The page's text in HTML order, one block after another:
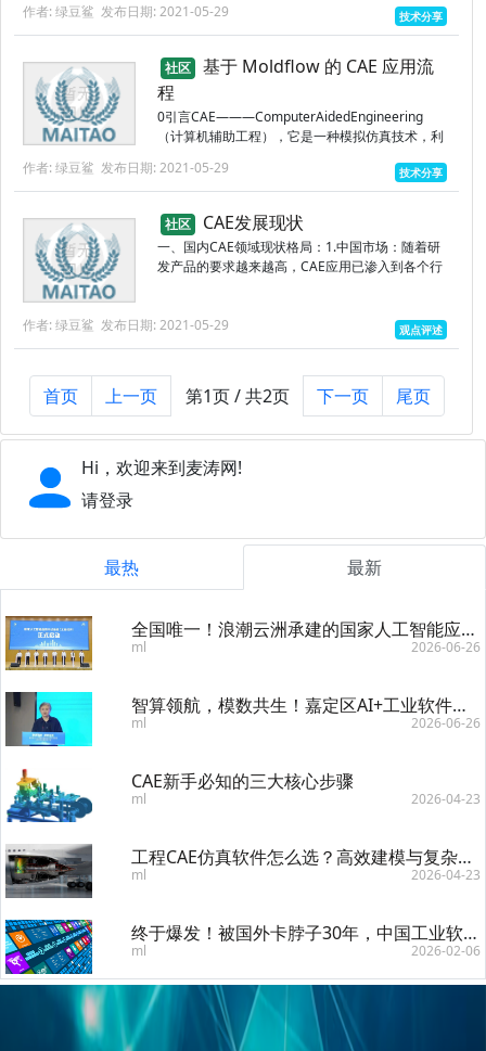
压系统、电气系统、焊接系统等组成，主要功能为
在线路上完成钢轨...
作者: 绿豆鲨 发布日期: 2021-05-29 技术分享
社区
基于 Moldflow 的 CAE 应用流
程
0引言CAE———ComputerAidedEngineering
（计算机辅助工程），它是一种模拟仿真技术，利
大的求解器计算各个网格的受力、变形、温度等要
素...
作者: 绿豆鲨 发布日期: 2021-05-29 技术分享
社区 CAE发展现状
一、国内CAE领域现状格局：1.中国市场：随着研
发产品的要求越来越高，CAE应用已渗入到各个行
经成为产品研发...
作者: 绿豆鲨 发布日期: 2021-05-29 观点评述
首页 上一页 第1页 / 共2页 下一页 尾页
Hi，欢迎来到麦涛网!
请登录
最热 最新
全国唯一！浪潮云洲承建的国家人工智能应用中试基地（工业软件）启动建设
ml 2026-06-26
智算领航，模数共生！嘉定区AI+工业软件发展与龙头企业培育三年行动方案发布大会举行
ml 2026-06-26
CAE新手必知的三大核心步骤
ml 2026-04-23
工程CAE仿真软件怎么选？高效建模与复杂模型处理全解析
ml 2026-04-23
终于爆发！被国外卡脖子30年，中国工业软件终于爆发，2026年要起飞
ml 2026-02-06